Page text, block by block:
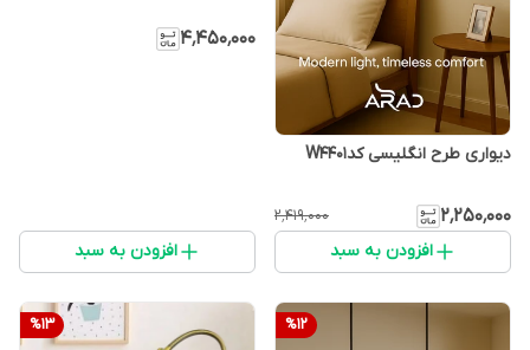
دیواری طرح انگلیسی کدW4401
۲٬۲۵۰٬۰۰۰ ۲٬۴۱۹٬۰۰۰
افزودن به سبد
۴٬۴۵۰٬۰۰۰
افزودن به سبد
%12
%13